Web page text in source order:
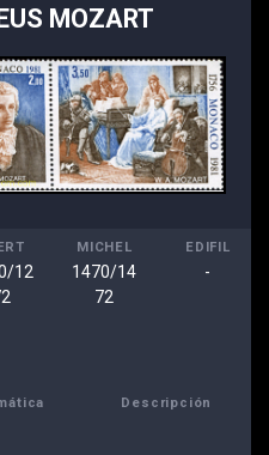
MOZART
12
MICHEL
1470/14
72
EDIFIL
-
Descripción